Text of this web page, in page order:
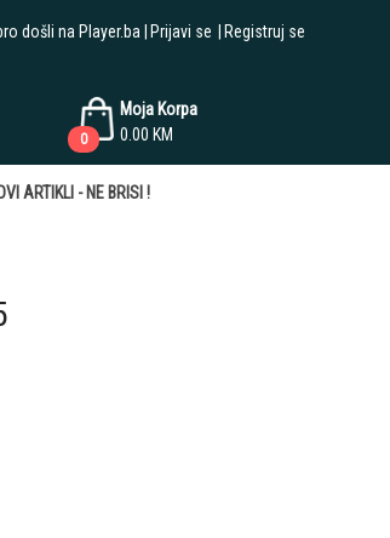
došli na Player.ba Prijavi se Registruj se
Moja Korpa
0.00 KM
0
ARTIKLI - NE BRISI !